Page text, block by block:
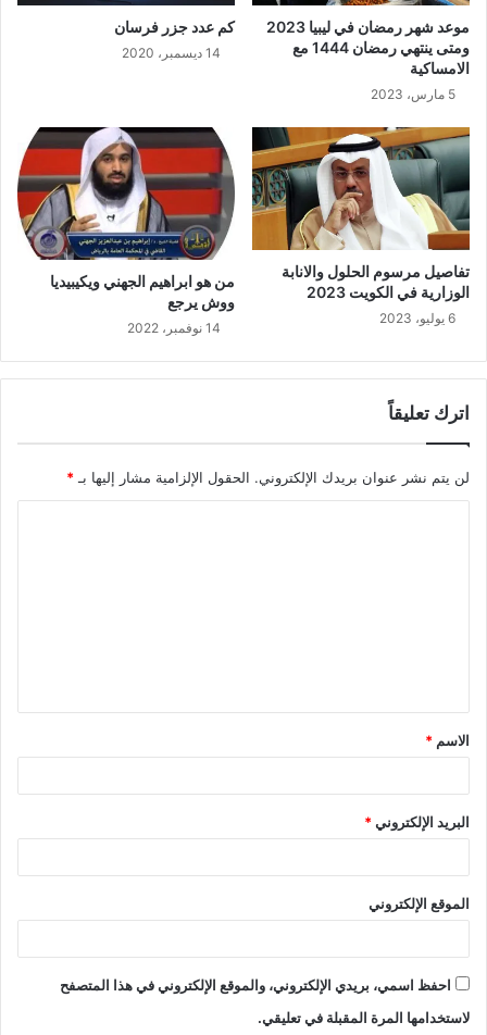
موعد شهر رمضان في ليبيا 2023
ومتى ينتهي رمضان 1444 مع
الامساكية
5 مارس، 2023
كم عدد جزر فرسان
14 ديسمبر، 2020
تفاصيل مرسوم الحلول والانابة
الوزارية في الكويت 2023
6 يوليو، 2023
من هو ابراهيم الجهني ويكيبيديا
ووش يرجع
14 نوفمبر، 2022
اترك تعليقاً
لن يتم نشر عنوان بريدك الإلكتروني. الحقول الإلزامية مشار إليها بـ *
ق
*
الاسم *
البريد الإلكتروني*
الموقع الإلكتروني
احفظ اسمي، بريدي الإلكتروني، والموقع الإلكتروني في هذا المتصفح
لاستخدامها المرة المقبلة في تعليقي.